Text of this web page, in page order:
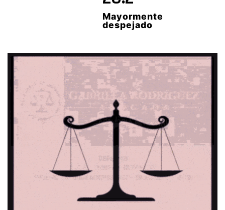
Mayormente
despejado